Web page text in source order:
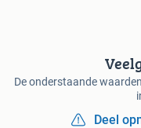
De onderstaande
Deel